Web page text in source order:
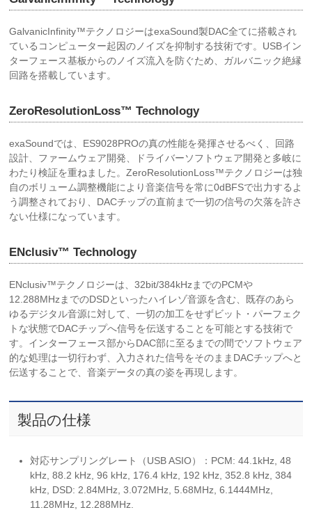
GalvanicInfinity™テクノロジーはexaSound製DAC全てに搭載され
ているコンピューター起因のノイズを抑制する技術です。USBイン
ターフェース基板からのノイズ流入を防ぐため、ガルバニック絶縁
回路を搭載しています。
ZeroResolutionLoss™ Technology
exaSoundでは、ES9028PROの真の性能を発揮させるべく、回路
設計、ファームウェア開発、ドライバーソフトウェア開発と多岐に
わたり検証を重ねました。ZeroResolutionLoss™テクノロジーは独
自のボリューム調整機能により音楽信号を常に0dBFSで出力するよ
う調整されており、DACチップの直前まで一切の信号の欠落を許さ
ない仕様になっています。
ENclusiv™ Technology
ENclusiv™テクノロジーは、32bit/384kHzまでのPCMや
12.288MHzまでのDSDといったハイレゾ音源を含む、既存のあら
ゆるデジタル音源に対して、一切の加工をせずビット・パーフェク
トな状態でDACチップへ信号を伝送することを可能とする技術で
す。インターフェース部からDAC部に至るまでの間でソフトウェア
的な処理は一切行わず、入力された信号をそのままDACチップへと
伝送することで、音楽データの真の姿を再現します。
製品の仕様
対応サンプリングレート（USB ASIO）：PCM: 44.1kHz, 48
kHz, 88.2 kHz, 96 kHz, 176.4 kHz, 192 kHz, 352.8 kHz, 384
kHz, DSD: 2.84MHz, 3.072MHz, 5.68MHz, 6.1444MHz,
11.28MHz, 12.288MHz.